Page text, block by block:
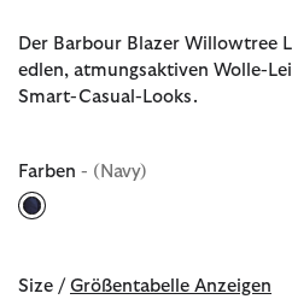
Der Barbour Blazer Willowtree
edlen, atmungsaktiven Wolle-
Smart-Casual-Looks.
Farben - (Navy)
Size / Größentabelle Anzeigen